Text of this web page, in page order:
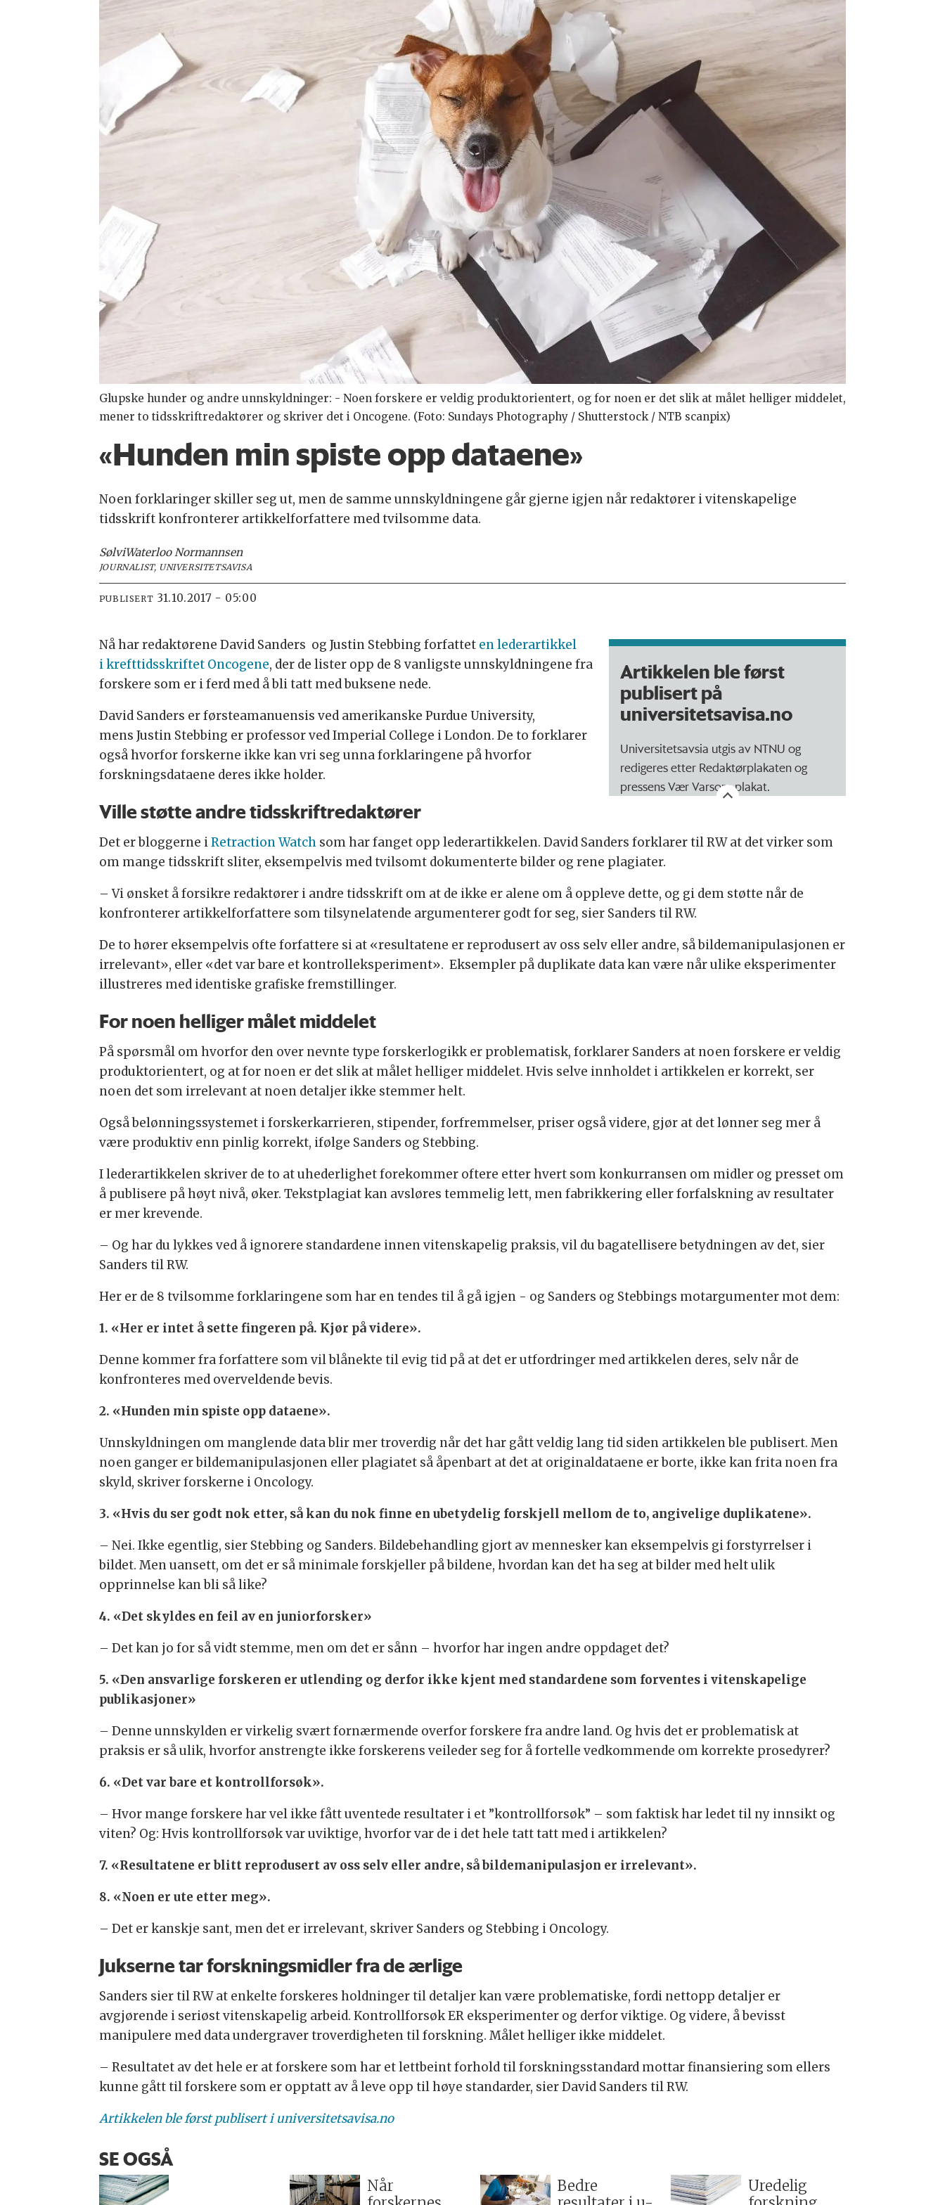
Glupske hunder og andre unnskyldninger: - Noen forskere er veldig produktorientert, og for noen er det slik at målet helliger middelet,
mener to tidsskriftredaktører og skriver det i Oncogene. (Foto: Sundays Photography / Shutterstock / NTB scanpix)
«Hunden min spiste opp dataene»
Noen forklaringer skiller seg ut, men de samme unnskyldningene går gjerne igjen når redaktører i vitenskapelige
tidsskrift konfronterer artikkelforfattere med tvilsomme data.
SølviWaterloo Normannsen
JOURNALIST, UNIVERSITETSAVISA
PUBLISERT 31.10.2017 - 05:00
Artikkelen ble først
publisert på
universitetsavisa.no
Universitetsavsia utgis av NTNU og
redigeres etter Redaktørplakaten og
pressens Vær Varsom-plakat.
Nå har redaktørene David Sanders og Justin Stebbing forfattet en lederartikkel
i krefttidsskriftet Oncogene, der de lister opp de 8 vanligste unnskyldningene fra
forskere som er i ferd med å bli tatt med buksene nede.
David Sanders er førsteamanuensis ved amerikanske Purdue University,
mens Justin Stebbing er professor ved Imperial College i London. De to forklarer
også hvorfor forskerne ikke kan vri seg unna forklaringene på hvorfor
forskningsdataene deres ikke holder.
Ville støtte andre tidsskriftredaktører
Det er bloggerne iRetraction Watchsom har fanget opp lederartikkelen. David Sanders forklarer til RW at det virker som
om mange tidsskrift sliter, eksempelvis med tvilsomt dokumenterte bilder og rene plagiater.
– Vi ønsket å forsikre redaktører i andre tidsskrift om at de ikke er alene om å oppleve dette, og gi dem støtte når de
konfronterer artikkelforfattere som tilsynelatende argumenterer godt for seg, sier Sanders til RW.
De to hører eksempelvis ofte forfattere si at «resultatene er reprodusert av oss selv eller andre, så bildemanipulasjonen er
irrelevant», eller «det var bare et kontrolleksperiment». Eksempler på duplikate data kan være når ulike eksperimenter
illustreres med identiske grafiske fremstillinger.
For noen helliger målet middelet
På spørsmål om hvorfor den over nevnte type forskerlogikk er problematisk, forklarer Sanders at noen forskere er veldig
produktorientert, og at for noen er det slik at målet helliger middelet. Hvis selve innholdet i artikkelen er korrekt, ser
noen det som irrelevant at noen detaljer ikke stemmer helt.
Også belønningssystemet i forskerkarrieren, stipender, forfremmelser, priser også videre, gjør at det lønner seg mer å
være produktiv enn pinlig korrekt, ifølge Sanders og Stebbing.
I lederartikkelen skriver de to at uhederlighet forekommer oftere etter hvert som konkurransen om midler og presset om
å publisere på høyt nivå, øker. Tekstplagiat kan avsløres temmelig lett, men fabrikkering eller forfalskning av resultater
er mer krevende.
– Og har du lykkes ved å ignorere standardene innen vitenskapelig praksis, vil du bagatellisere betydningen av det, sier
Sanders til RW.
Her er de 8 tvilsomme forklaringene som har en tendes til å gå igjen - og Sanders og Stebbings motargumenter mot dem:
1. «Her er intet å sette fingeren på. Kjør på videre».
Denne kommer fra forfattere som vil blånekte til evig tid på at det er utfordringer med artikkelen deres, selv når de
konfronteres med overveldende bevis.
2. «Hunden min spiste opp dataene».
Unnskyldningen om manglende data blir mer troverdig når det har gått veldig lang tid siden artikkelen ble publisert. Men
noen ganger er bildemanipulasjonen eller plagiatet så åpenbart at det at originaldataene er borte, ikke kan frita noen fra
skyld, skriver forskerne i Oncology.
3. «Hvis du ser godt nok etter, så kan du nok finne en ubetydelig forskjell mellom de to, angivelige duplikatene».
– Nei. Ikke egentlig, sier Stebbing og Sanders. Bildebehandling gjort av mennesker kan eksempelvis gi forstyrrelser i
bildet. Men uansett, om det er så minimale forskjeller på bildene, hvordan kan det ha seg at bilder med helt ulik
opprinnelse kan bli så like?
4. «Det skyldes en feil av en juniorforsker»
– Det kan jo for så vidt stemme, men om det er sånn – hvorfor har ingen andre oppdaget det?
5. «Den ansvarlige forskeren er utlending og derfor ikke kjent med standardene som forventes i vitenskapelige
publikasjoner»
– Denne unnskylden er virkelig svært fornærmende overfor forskere fra andre land. Og hvis det er problematisk at
praksis er så ulik, hvorfor anstrengte ikke forskerens veileder seg for å fortelle vedkommende om korrekte prosedyrer?
6. «Det var bare et kontrollforsøk».
– Hvor mange forskere har vel ikke fått uventede resultater i et ”kontrollforsøk” – som faktisk har ledet til ny innsikt og
viten? Og: Hvis kontrollforsøk var uviktige, hvorfor var de i det hele tatt tatt med i artikkelen?
7. «Resultatene er blitt reprodusert av oss selv eller andre, så bildemanipulasjon er irrelevant».
8. «Noen er ute etter meg».
– Det er kanskje sant, men det er irrelevant, skriver Sanders og Stebbing i Oncology.
Jukserne tar forskningsmidler fra de ærlige
Sanders sier til RW at enkelte forskeres holdninger til detaljer kan være problematiske, fordi nettopp detaljer er
avgjørende i seriøst vitenskapelig arbeid. Kontrollforsøk ER eksperimenter og derfor viktige. Og videre, å bevisst
manipulere med data undergraver troverdigheten til forskning. Målet helliger ikke middelet.
– Resultatet av det hele er at forskere som har et lettbeint forhold til forskningsstandard mottar finansiering som ellers
kunne gått til forskere som er opptatt av å leve opp til høye standarder, sier David Sanders til RW.
Artikkelen ble først publisert i universitetsavisa.no
SE OGSÅ
Når
Bedre
Uredelig